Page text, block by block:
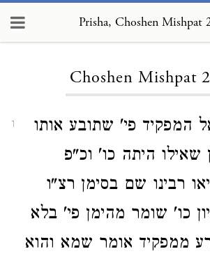
Prisha, Choshen Mishpat
Choshen Mishpat
1
המפקיד פי' שתובע אותו
שאילו היתה כו' וכ"פ
רבינו שם בסימן רצ"ו
כו' שומר מהימן פי' בלא
ממפקיד אומר שמא והוא